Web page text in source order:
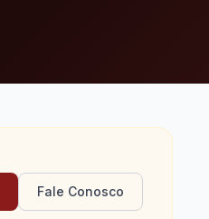
Fale Conosco